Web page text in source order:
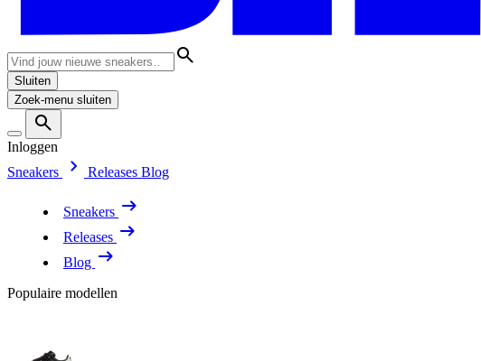
Sluiten
Zoek-menu sluiten
Inloggen
Sneakers
Releases Blog
Sneakers
Releases
Blog
Populaire modellen